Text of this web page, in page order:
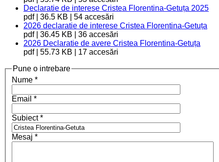
Declaratie de interese Cristea Florentina-Getuța 2025
pdf | 36.5 KB | 54 accesări
2026 declaratie de interese Cristea Florentina-Getuța
pdf | 36.45 KB | 36 accesări
2026 Declaratie de avere Cristea Florentina-Getuța
pdf | 55.73 KB | 17 accesări
Pune o intrebare
Nume *
Email *
Subiect*
Mesaj *